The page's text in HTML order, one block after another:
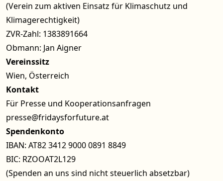
(Verein zum aktiven Einsatz für Klimaschutz und
Klimagerechtigkeit)
ZVR-Zahl: 1383891664
Obmann: Jan Aigner
Vereinssitz
Wien, Österreich
Kontakt
Für Presse und Kooperationsanfragen
presse@fridaysforfuture.at
Spendenkonto
IBAN: AT82 3412 9000 0891 8849
BIC: RZOOAT2L129
(Spenden an uns sind nicht steuerlich absetzbar)